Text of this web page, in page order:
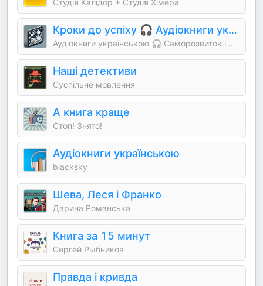
Студія Калідор + Студія Хімера
Кроки до успіху 🎧 Аудіокниги українською
Аудіокниги українською 🎧 Саморозвиток і мотивація
Наші детективи
Суспільне мовлення
А книга краще
Стоп! Знято!
Аудіокниги українською
blacksky
Шева, Леся і Франко
Дарина Романська
Книга за 15 минут
Сергей Рыбников
Правда і кривда